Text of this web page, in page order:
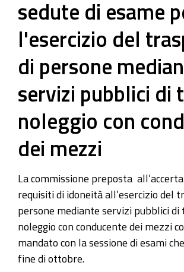
sedute di esame
l'esercizio del
di persone
servizi pubblici di
noleggio con
dei mezzi
La commissione preposta
requisiti di idoneità all’esercizio del
persone mediante servizi pubblici di
noleggio con conducente dei mezzi
mandato con la sessione di esami
fine di ottobre.